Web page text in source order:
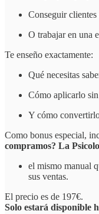
Conseguir
O trabajar en una
Te enseño exactamente:
Qué necesitas
Cómo aplicarlo
Y cómo
Como bonus especial,
compramos? La
el mismo manual
sus ventas.
El precio es de 197€.
Solo estará disponible